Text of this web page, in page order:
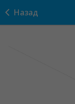
Назад